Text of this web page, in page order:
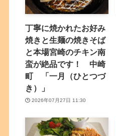
丁寧に焼かれたお好み
焼きと生麺の焼きそば
と本場宮崎のチキン南
蛮が絶品です！ 中崎
町 「一月（ひとつづ
き）」
2026年07月27日 11:30